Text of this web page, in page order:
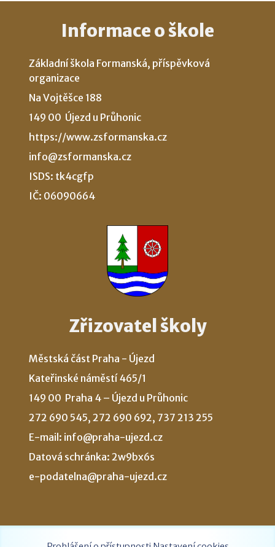
Informace o škole
Základní škola Formanská, příspěvková
organizace
Na Vojtěšce 188
149 00 Újezd u Průhonic
https://www.zsformanska.cz
info@zsformanska.cz
ISDS: tk4cgfp
IČ: 06090664
Zřizovatel školy
Městská část Praha - Újezd
Kateřinské náměstí 465/1
149 00 Praha 4 – Újezd u Průhonic
272 690 545, 272 690 692, 737 213 255
E-mail: info@praha-ujezd.cz
Datová schránka: 2w9bx6s
e-podatelna@praha-ujezd.cz